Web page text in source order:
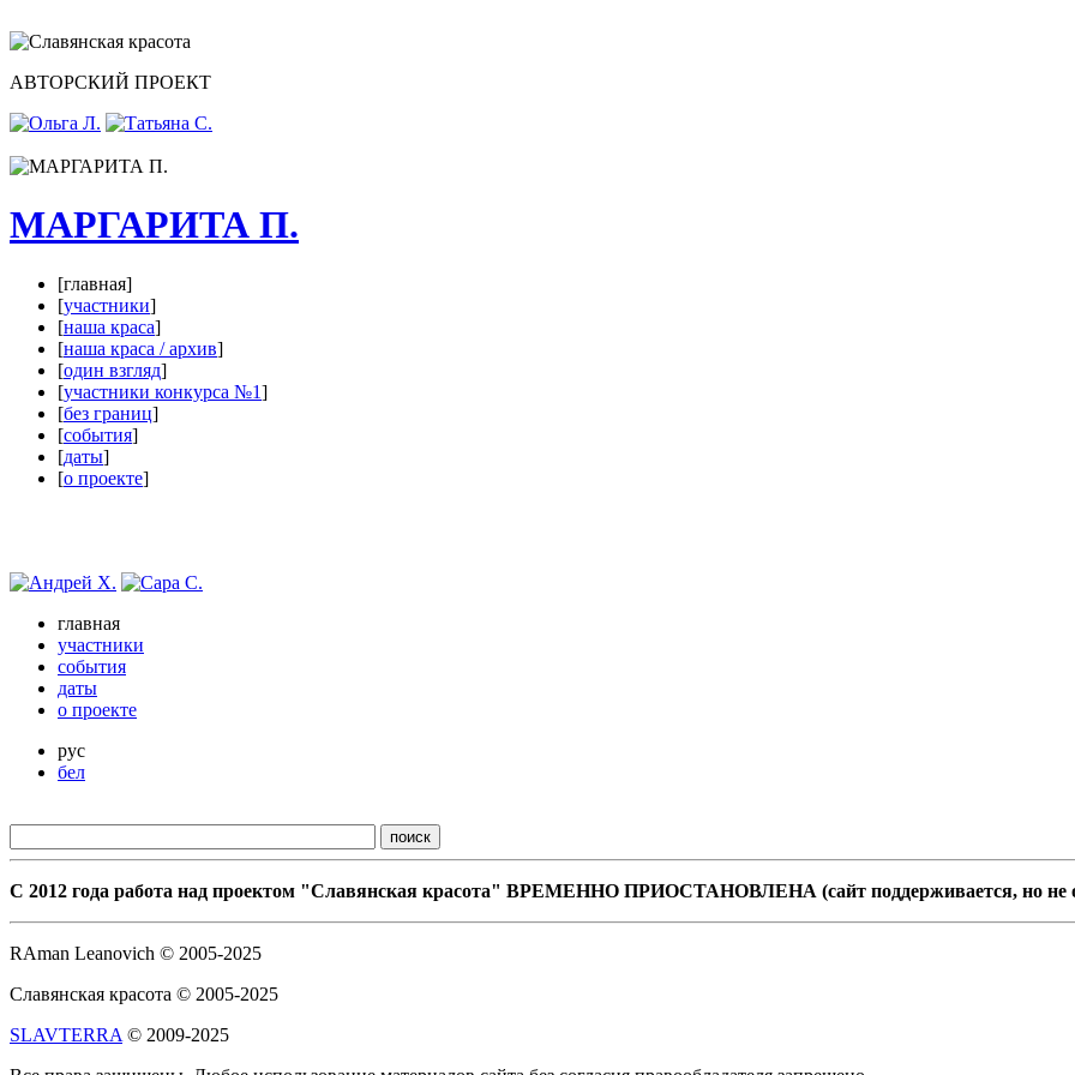
АВТОРСКИЙ ПРОЕКТ
МАРГАРИТА П.
[главная]
[участники]
[наша краса]
[наша краса / архив]
[один взгляд]
[участники конкурса №1]
[без границ]
[события]
[даты]
[о проекте]
главная
участники
события
даты
о проекте
рус
бел
С 2012 года работа над проектом "Славянская красота" ВРЕМЕННО ПРИОСТАНОВЛЕНА (сайт поддерживается, но не
RAman Leanovich © 2005-2025
Славянская красота © 2005-2025
SLAVTERRA © 2009-2025